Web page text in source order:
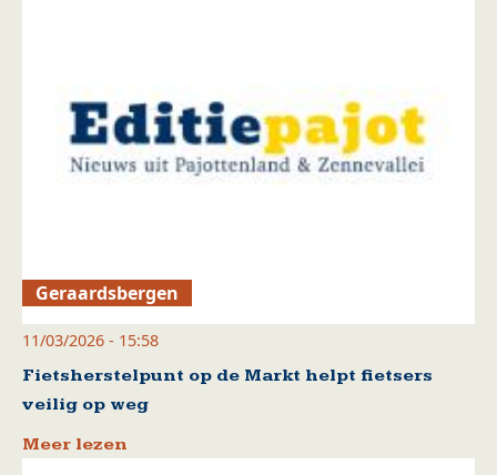
Geraardsbergen
11/03/2026 - 15:58
Fietsherstelpunt op de Markt helpt fietsers
veilig op weg
Meer lezen